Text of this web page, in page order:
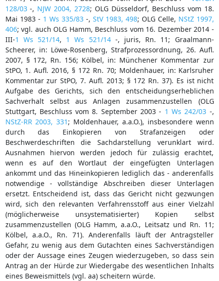
128/03-, NJW 2004, 2728; OLG Düsseldorf, Beschluss vom 18.
Mai 1983 - 1 Ws 335/83-, StV 1983, 498; OLG Celle, NStZ 1997,
406; vgl. auch OLG Hamm, Beschluss vom 16. Dezember 2014 -
III-1 Ws 521/14, 1 Ws 521/14-, juris, Rn. 11; Graalmann-
Scheerer, in: Löwe-Rosenberg, Strafprozessordnung, 26. Aufl.
2007, § 172, Rn. 156; Kölbel, in: Münchener Kommentar zur
StPO, 1. Aufl. 2016, § 172 Rn. 70; Moldenhauer, in: Karlsruher
Kommentar zur StPO, 7. Aufl. 2013; § 172 Rn. 37). Es ist nicht
Aufgabe des Gerichts, sich den entscheidungserheblichen
Sachverhalt selbst aus Anlagen zusammenzustellen (OLG
Stuttgart, Beschluss vom 8. September 2003 - 1 Ws 242/03 -,
NStZ-RR 2003, 331 ; Moldenhauer, a.a.O.), insbesondere wenn
durch das Einkopieren von Strafanzeigen oder
Beschwerdeschriften die Sachdarstellung verunklart wird.
Ausnahmen hiervon werden jedoch für zulässig erachtet,
wenn es auf den Wortlaut der eingefügten Unterlagen
ankommt und das Hineinkopieren lediglich das - anderenfalls
notwendige - vollständige Abschreiben dieser Unterlagen
ersetzt. Entscheidend ist, dass das Gericht nicht gezwungen
wird, sich den relevanten Verfahrensstoff aus einer Vielzahl
(möglicherweise unsystematisierter) Kopien selbst
zusammenzustellen (OLG Hamm, a.a.O., Leitsatz und Rn. 11;
Kölbel, a.a.O., Rn. 71). Anderenfalls läuft der Antragsteller
Gefahr, zu wenig aus dem Gutachten eines Sachverständigen
oder der Aussage eines Zeugen wiederzugeben, so dass sein
Antrag an der Hürde zur Wiedergabe des wesentlichen Inhalts
eines Beweismittels (vgl. aa) scheitern würde.